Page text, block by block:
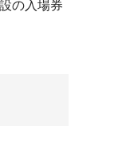
の入場券